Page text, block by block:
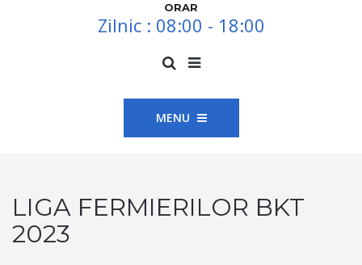
ORAR
Zilnic : 08:00 - 18:00
MENU
LIGA FERMIERILOR BKT
2023